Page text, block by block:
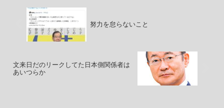
努力を怠らないこと
文来日だのリークしてた日本側関係者は
あいつらか